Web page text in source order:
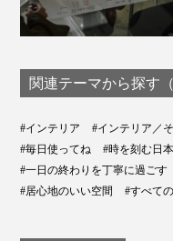
関連テーマから探す（
#インテリア #インテリア／
#毎日使ってね
#時を刻む日
#一日の終わりを丁寧に過ごす
#居心地のいい空間
#すべて